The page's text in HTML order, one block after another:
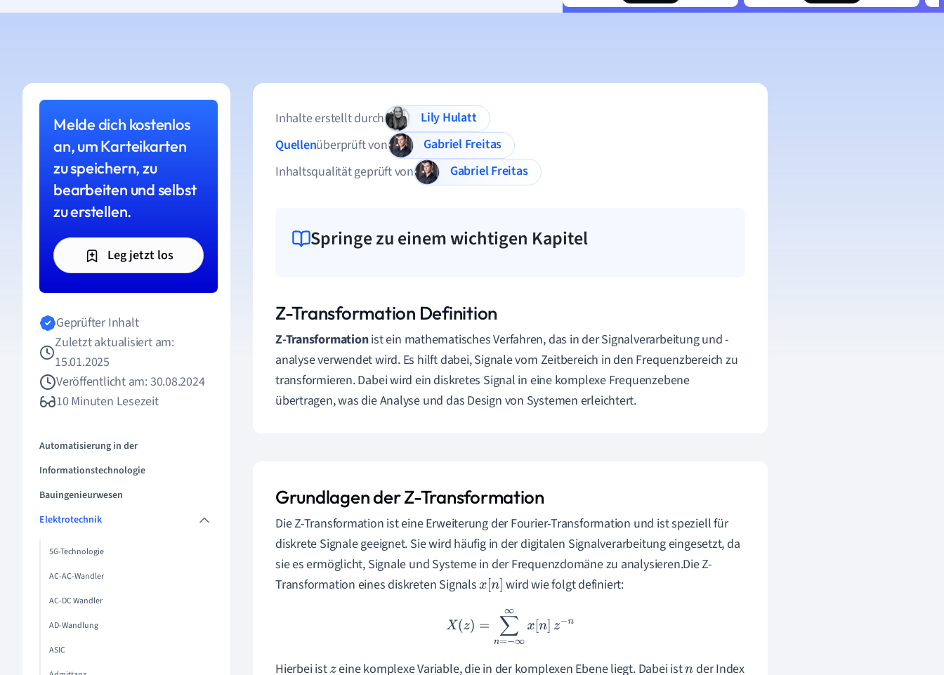
Melde dich kostenlos
an, um Karteikarten
zu speichern, zu
bearbeiten und selbst
zu erstellen.
Leg jetzt los
Geprüfter Inhalt
Zuletzt aktualisiert am:
15.01.2025
Veröffentlicht am: 30.08.2024
10 Minuten Lesezeit
Automatisierung in der
Informationstechnologie
Bauingenieurwesen
Elektrotechnik
5G-Technologie
AC-AC-Wandler
AC-DC Wandler
AD-Wandlung
ASIC
Inhalte erstellt durch
Lily Hulatt
Quellenüberprüft von
Gabriel Freitas
Inhaltsqualität geprüft von
Gabriel Freitas
Springe zu einem wichtigen Kapitel
Z-Transformation Definition
Z-Transformationist ein mathematisches Verfahren, das in der Signalverarbeitung und -
analyse verwendet wird. Es hilft dabei, Signale vom Zeitbereich in den Frequenzbereich zu
transformieren. Dabei wird ein diskretes Signal in eine komplexe Frequenzebene
übertragen, was die Analyse und das Design von Systemen erleichtert.
Grundlagen der Z-Transformation
Die Z-Transformation ist eine Erweiterung der Fourier-Transformation und ist speziell für
diskrete Signale geeignet. Sie wird häufig in der digitalen Signalverarbeitung eingesetzt, da
sie es ermöglicht, Signale und Systeme in der Frequenzdomäne zu analysieren.Die Z-
Transformation eines diskreten Signalsx[n] wird wie folgt definiert:
X(z) =−∞∞ x[n]z −n
Hierbei istzeine komplexe Variable, die in der komplexen Ebene liegt. Dabei istn der Index